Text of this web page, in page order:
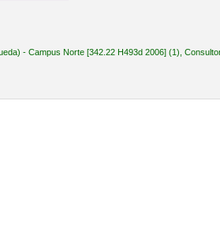
- Campus Norte [342.22 H493d 2006] (1),